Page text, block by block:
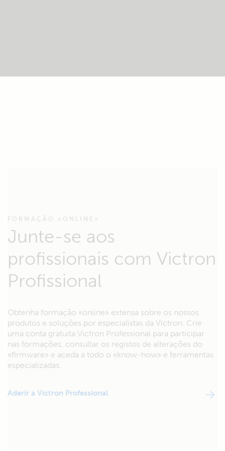
FORMAÇÃO «ONLINE»
Junte-se aos
profissionais com Victron
Profissional
Obtenha formação «online» extensa sobre os nossos
produtos e soluções por especialistas da Victron. Crie
uma conta gratuita Victron Professional para participar
nas formações, consultar os registos de alterações do
«firmware» e aceda a todo o «know-how» e ferramentas
especializadas.
Aderir a Victron Professional